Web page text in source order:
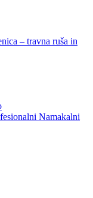
– travna ruša in
Namakalni